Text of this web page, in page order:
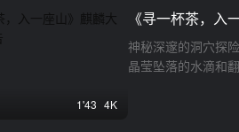
1'43 4K
《寻一杯茶，入
神秘深邃的洞穴探
晶莹坠落的水滴和